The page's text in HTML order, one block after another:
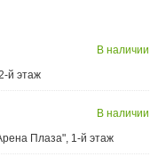
й этаж
В наличии
Плаза", 1-й этаж
В наличии